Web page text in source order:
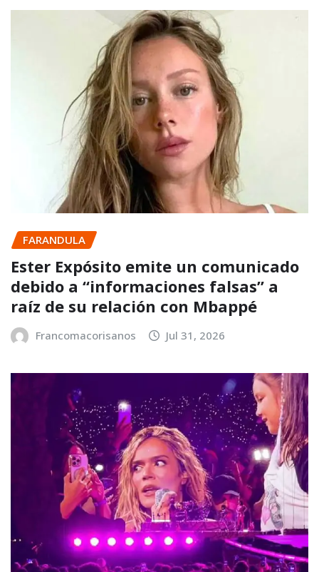
FARANDULA
Ester Expósito emite un comunicado
debido a “informaciones falsas” a
raíz de su relación con Mbappé
Francomacorisanos Jul 31, 2026